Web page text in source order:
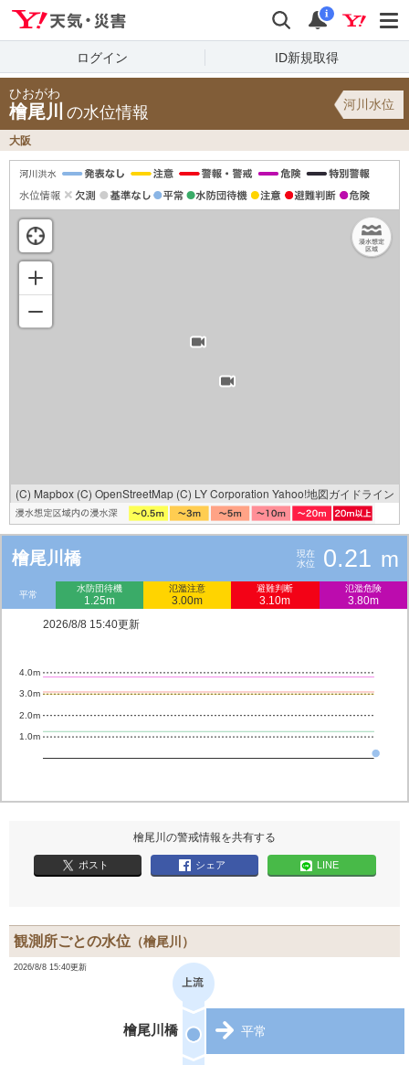
検索 通知
i
ログイン ID新規取得
ひおがわ
檜尾川 の水位情報 河川水位
大阪
(C) Mapbox (C) OpenStreetMap (C) LY Corporation Yahoo!地図ガイドライン
檜尾川橋
現在
水位
0.21 m
平常
水防団待機
1.25m
氾濫注意
3.00m
避難判断
3.10m
氾濫危険
3.80m
2026/8/8 15:40更新
1.0m
2.0m
3.0m
4.0m
檜尾川の警戒情報を共有する
ポスト シェア LINE
観測所ごとの水位 （檜尾川）
2026/8/8 15:40更新
檜尾川橋 平常